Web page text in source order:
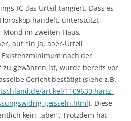
IC das Urteil tangiert. Dass es
handelt, unterstützt
im zweiten Haus.
auf ein Ja, aber-Urteil
nach der
zu gewähren ist, wurde bereits vor
Gericht bestätigt (siehe z.B.
artikel/1109630.hartz-
geisseln.html). Diese
kein „aber“. Trotzdem hat